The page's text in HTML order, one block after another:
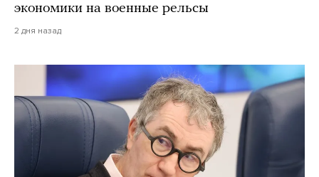
экономики на военные рельсы
2 дня назад